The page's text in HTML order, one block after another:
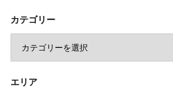
カテゴリー
エリア